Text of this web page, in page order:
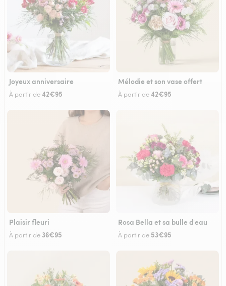
Joyeux anniversaire
À partir de42€95
Mélodie et son vase offert
À partir de42€95
Plaisir fleuri
À partir de 36€95
Rosa Bella et sa bulle d'eau
À partir de 53€95